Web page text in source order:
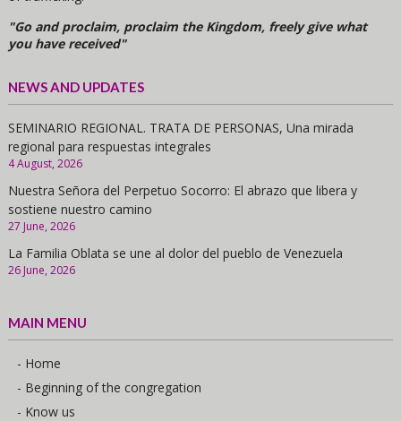
"Go and proclaim, proclaim the Kingdom, freely give what
you have received"
NEWS AND UPDATES
SEMINARIO REGIONAL. TRATA DE PERSONAS, Una mirada
regional para respuestas integrales
4 August, 2026
Nuestra Señora del Perpetuo Socorro: El abrazo que libera y
sostiene nuestro camino
27 June, 2026
La Familia Oblata se une al dolor del pueblo de Venezuela
26 June, 2026
MAIN MENU
- Home
- Beginning of the congregation
- Know us